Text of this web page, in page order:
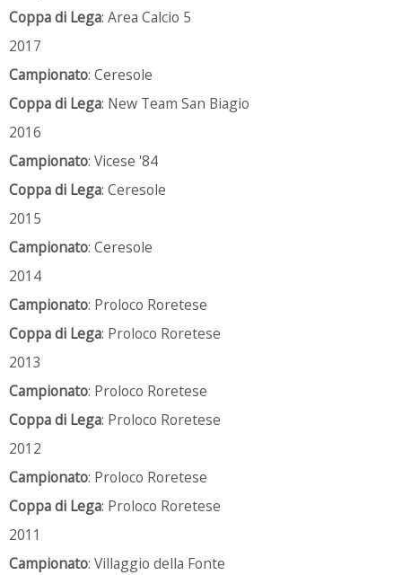
Coppa di Lega: Area Calcio 5
2017
Campionato: Ceresole
Coppa di Lega: New Team San Biagio
2016
Campionato: Vicese '84
Coppa di Lega: Ceresole
2015
Campionato: Ceresole
2014
Campionato: Proloco Roretese
Coppa di Lega: Proloco Roretese
2013
Campionato: Proloco Roretese
Coppa di Lega: Proloco Roretese
2012
Campionato: Proloco Roretese
Coppa di Lega: Proloco Roretese
2011
Campionato: Villaggio della Fonte